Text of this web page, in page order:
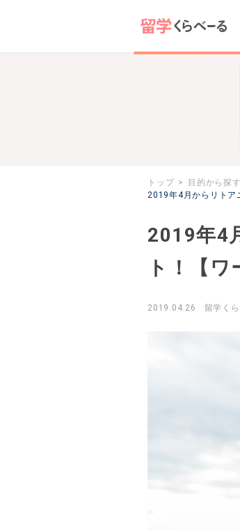
トップ 目的から探す
2019年4月からリトア
2019年4
ト！【ワ
2019.04.26 留学く